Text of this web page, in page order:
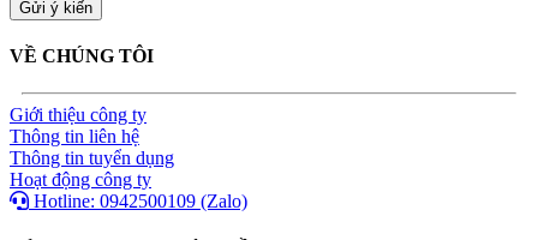
VỀ CHÚNG TÔI
Giới thiệu công ty
Thông tin liên hệ
Thông tin tuyển dụng
Hoạt động công ty
Hotline: 0942500109 (Zalo)